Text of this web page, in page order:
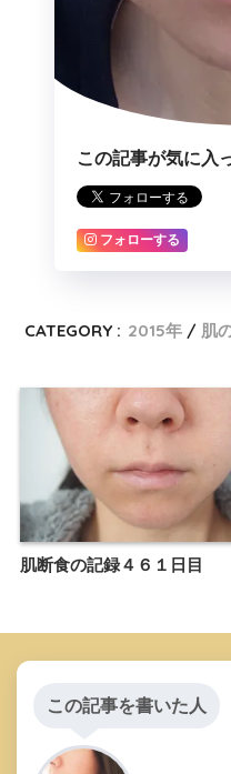
この記事が気に入
フォローする
CATEGORY : 2015年 肌
肌断食の記録４６１日目
この記事を書いた人